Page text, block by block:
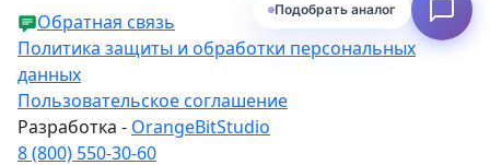
Обратная связь
Политика защиты и обработки персональных
данных
Пользовательское соглашение
Разработка - OrangeBitStudio
8 (800) 550-30-60
Подобрать аналог